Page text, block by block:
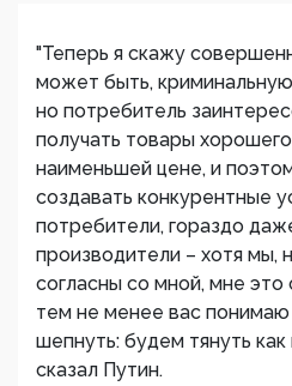
"Теперь я скажу
может быть,
но потребитель
получать товары
наименьшей цене, и
создавать конкурентные
потребители, гораздо
производители – хотя мы,
согласны со мной, мне это
тем не менее вас
шепнуть: будем тянуть
сказал Путин.